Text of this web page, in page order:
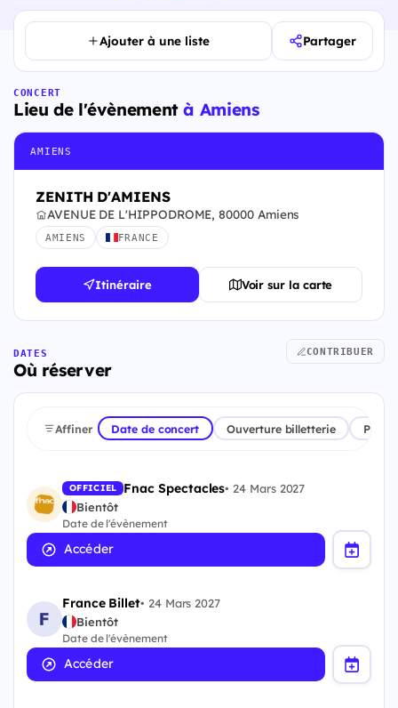
Ajouter à une liste Partager
CONCERT
Lieu de l'évènementà Amiens
AMIENS
ZENITH D'AMIENS
AVENUE DE L'HIPPODROME, 80000 Amiens
AMIENS FRANCE
Itinéraire Voir sur la carte
DATES
Où réserver
CONTRIBUER
Affiner Date de concert Ouverture billetterie
OFFICIEL Fnac Spectacles• 24 Mars 2027
Bientôt
Date de l'évènement
Accéder
France Billet• 24 Mars 2027
Bientôt
Date de l'évènement
Accéder